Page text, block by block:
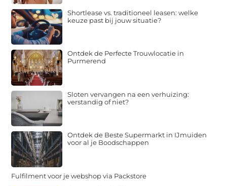
Shortlease vs. traditioneel leasen: welke
keuze past bij jouw situatie?
Ontdek de Perfecte Trouwlocatie in
Purmerend
Sloten vervangen na een verhuizing:
verstandig of niet?
Ontdek de Beste Supermarkt in IJmuiden
voor al je Boodschappen
Fulfilment voor je webshop via Packstore